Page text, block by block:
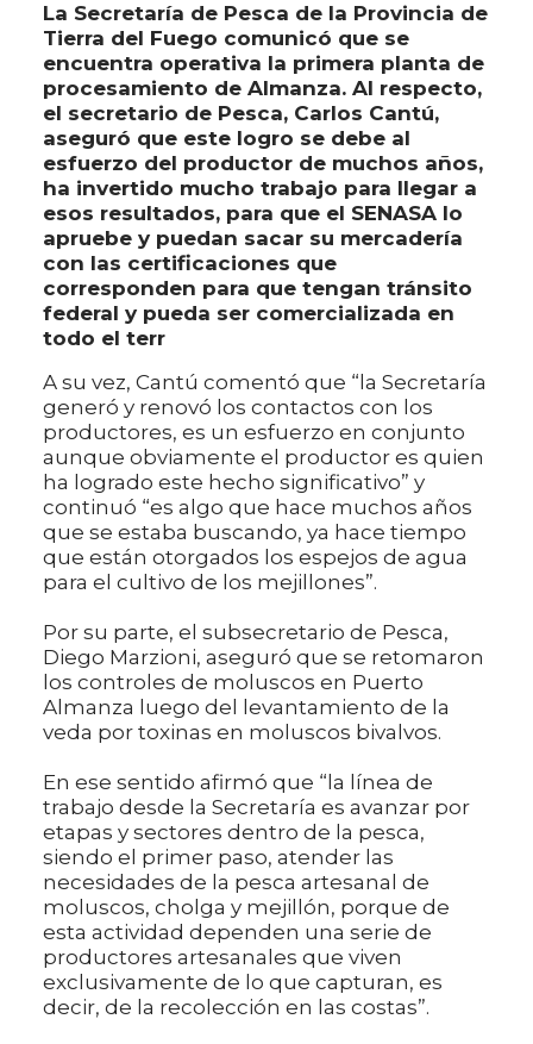
La Secretaría de Pesca de la Provincia de
Tierra del Fuego comunicó que se
encuentra operativa la primera planta de
procesamiento de Almanza. Al respecto,
el secretario de Pesca, Carlos Cantú,
aseguró que este logro se debe al
esfuerzo del productor de muchos años,
ha invertido mucho trabajo para llegar a
esos resultados, para que el SENASA lo
apruebe y puedan sacar su mercadería
con las certificaciones que
corresponden para que tengan tránsito
federal y pueda ser comercializada en
todo el terr
A su vez, Cantú comentó que “la Secretaría
generó y renovó los contactos con los
productores, es un esfuerzo en conjunto
aunque obviamente el productor es quien
ha logrado este hecho significativo” y
continuó “es algo que hace muchos años
que se estaba buscando, ya hace tiempo
que están otorgados los espejos de agua
para el cultivo de los mejillones”.
Por su parte, el subsecretario de Pesca,
Diego Marzioni, aseguró que se retomaron
los controles de moluscos en Puerto
Almanza luego del levantamiento de la
veda por toxinas en moluscos bivalvos.
En ese sentido afirmó que “la línea de
trabajo desde la Secretaría es avanzar por
etapas y sectores dentro de la pesca,
siendo el primer paso, atender las
necesidades de la pesca artesanal de
moluscos, cholga y mejillón, porque de
esta actividad dependen una serie de
productores artesanales que viven
exclusivamente de lo que capturan, es
decir, de la recolección en las costas”.